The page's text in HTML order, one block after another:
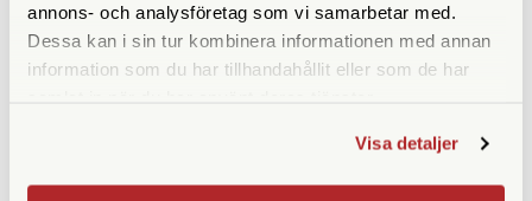
annons- och analysföretag som vi samarbetar med.
Dessa kan i sin tur kombinera informationen med annan
information som du har tillhandahållit eller som de har
Visa detaljer